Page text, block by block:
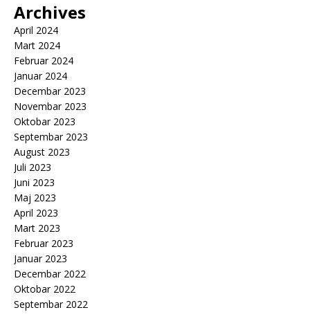
Archives
April 2024
Mart 2024
Februar 2024
Januar 2024
Decembar 2023
Novembar 2023
Oktobar 2023
Septembar 2023
August 2023
Juli 2023
Juni 2023
Maj 2023
April 2023
Mart 2023
Februar 2023
Januar 2023
Decembar 2022
Oktobar 2022
Septembar 2022